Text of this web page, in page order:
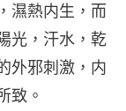
濕熱内生，而
光，汗水，乾
外邪刺激，内
致。